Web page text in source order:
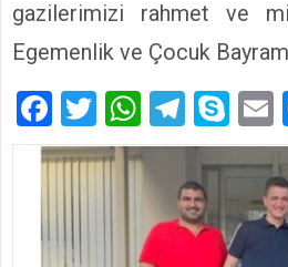
gazilerimizi rahmet ve
Egemenlik ve Çocuk
Facebook
Twitter